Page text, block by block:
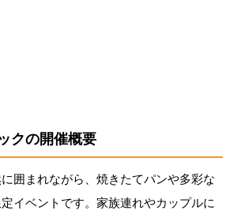
クの開催概要
囲まれながら、焼きたてパンや多彩な
イベントです。家族連れやカップルに